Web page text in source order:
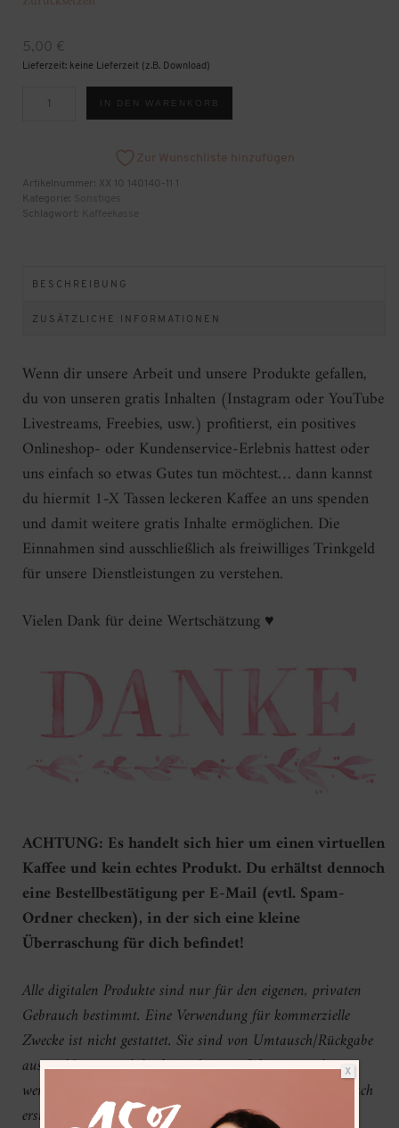
5,00 €
Lieferzeit: keine Lieferzeit (z.B. Download)
[Digital]
IN DEN WARENKORB
Zur Wunschliste hinzufügen
Artikelnummer: XX 10 140140-11 1
Kategorie:
Schlagwort:
BESCHREIBUNG
ZUSÄTZLICHE INFORMATIONEN
Wenn dir unsere Arbeit und unsere Produkte gefallen,
du von unseren gratis Inhalten (Instagram oder YouTube
Livestreams, Freebies, usw.) profitierst, ein positives
Onlineshop- oder Kundenservice-Erlebnis hattest oder
uns einfach so etwas Gutes tun möchtest… dann kannst
du hiermit 1-X Tassen leckeren Kaffee an uns spenden
und damit weitere gratis Inhalte ermöglichen. Die
Einnahmen sind ausschließlich als freiwilliges Trinkgeld
für unsere Dienstleistungen zu verstehen.
Vielen Dank für deine Wertschätzung ♥
ACHTUNG: Es handelt sich hier um einen virtuellen
Kaffee und kein echtes Produkt. Du erhältst dennoch
eine Bestellbestätigung per E-Mail (evtl. Spam-
Ordner checken), in der sich eine kleine
Überraschung für dich befindet!
Alle digitalen Produkte sind nur für den eigenen, privaten
Gebrauch bestimmt. Eine Verwendung für kommerzielle
Zwecke ist nicht gestattet. Sie sind von Umtausch/Rückgabe
ausgeschlossen und dürfen in keinster Weise verändert
werden. Eine Vervielfältigung kann zum privaten Gebrauch
erstellt werden. Bei Veröffentlichungen (z.B. auf Social
X